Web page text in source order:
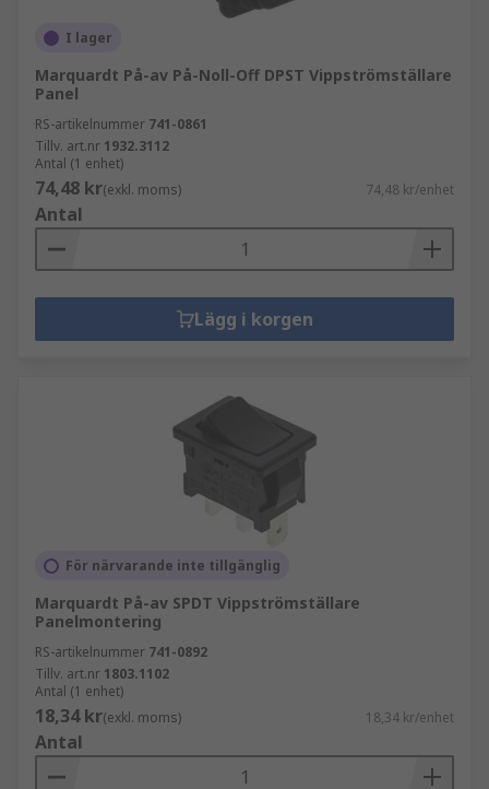
I lager
Marquardt På-av På-Noll-Off DPST Vippströmställare
Panel
RS-artikelnummer 741-0861
Tillv. art.nr 1932.3112
Antal (1 enhet)
74,48 kr(exkl. moms) 74,48 kr/enhet
Antal
Lägg i korgen
För närvarande inte tillgänglig
Marquardt På-av SPDT Vippströmställare
Panelmontering
RS-artikelnummer 741-0892
Tillv. art.nr 1803.1102
Antal (1 enhet)
18,34 kr(exkl. moms) 18,34 kr/enhet
Antal